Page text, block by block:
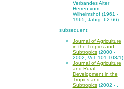
Verbandes Alter
Herren vom
Wilhelmshof (1961 -
1965, Jahrg. 62-66)
subsequent:
Journal of Agriculture
in the Tropics and
Subtropics(2000 -
2002, Vol. 101-103/1)
Journal of Agriculture
and Rural
Development in the
Tropics and
Subtropics(2002 - ,